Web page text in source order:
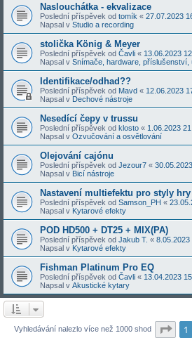
Naslouchátka - ekvalizace
Poslední příspěvek od tomík « 27.07.2023
Napsal v Studio a recording
stolička König & Meyer
Poslední příspěvek od Čavli « 13.06.2023
Napsal v Snímače, hardware, příslušenství,
Identifikace/odhad??
Poslední příspěvek od Mavd « 12.06.2023
Napsal v Dechové nástroje
Nesedící čepy v trussu
Poslední příspěvek od klosto « 1.06.2023
Napsal v Ozvučování a osvětlování
Olejování cajónu
Poslední příspěvek od Jezour7 «
Napsal v Bicí nástroje
Nastavení multiefektu pro styly
Poslední příspěvek od Samson_PH «
Napsal v Kytarové efekty
POD HD500 + DT25 + MIX(PA)
Poslední příspěvek od Jakub T. « 8.05.2023
Napsal v Kytarové efekty
Fishman Platinum Pro EQ
Poslední příspěvek od Čavli « 13.04.2023
Napsal v Akustické kytary
Vyhledávání nalezlo více než 1000 shod 1